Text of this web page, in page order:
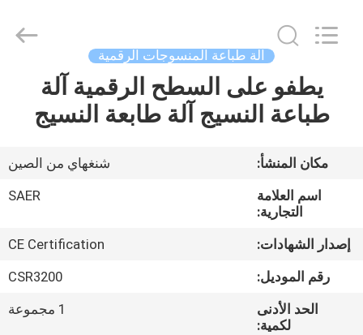
منزل
أشرطة
حول
Supplier
آلة طباعة المنسوجات الرقمية
يطفو على السطح الرقمية آلة
طباعة النسيج آلة طابعة النسيج
مكان المنشأ:
شنغهاي من الصين
اسم العلامة
التجارية:
SAER
إصدار الشهادات:
CE Certification
رقم الموديل:
CSR3200
الحد الأدنى
لكمية:
1 مجموعة